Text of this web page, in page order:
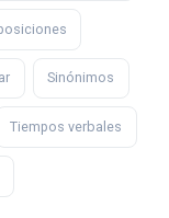
Sinónimos
Tiempos verbales